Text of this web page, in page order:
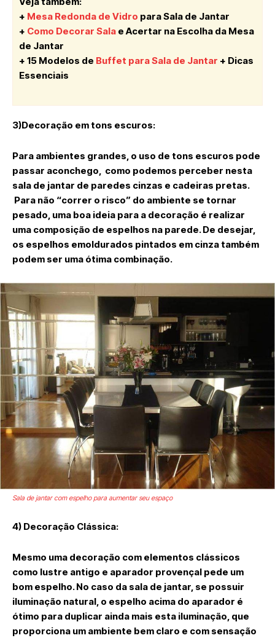
+ Mesa Redonda de Vidro para Sala de Jantar
+ Como Decorar Sala e Acertar na Escolha da Mesa
de Jantar
+ 15 Modelos de Buffet para Sala de Jantar + Dicas
Essenciais
3)Decoração em tons escuros:
Para ambientes grandes, o uso de tons escuros pode
passar aconchego, como podemos perceber nesta
sala de jantar de paredes cinzas e cadeiras pretas.
Para não “correr o risco” do ambiente se tornar
pesado, uma boa ideia para a decoração é realizar
uma composição de espelhos na parede. De desejar,
os espelhos emoldurados pintados em cinza também
podem ser uma ótima combinação.
Sala de jantar com espelho para aumentar seu espaço
4) Decoração Clássica:
Mesmo uma decoração com elementos clássicos
como lustre antigo e aparador provençal pede um
bom espelho. No caso da sala de jantar, se possuir
iluminação natural, o espelho acima do aparador é
ótimo para duplicar ainda mais esta iluminação, que
proporciona um ambiente bem claro e com sensação